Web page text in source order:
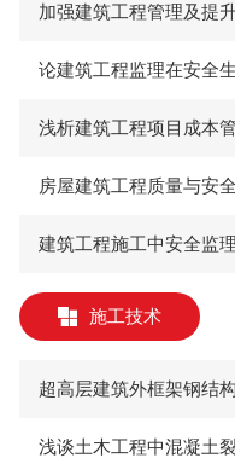
加强建筑工程管理及提
论建筑工程监理在安全
浅析建筑工程项目成本
房屋建筑工程质量与安
建筑工程施工中安全监
施工技术
超高层建筑外框架钢结
浅谈土木工程中混凝土